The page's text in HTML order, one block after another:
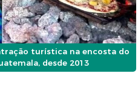
turística na encosta do
desde 2013